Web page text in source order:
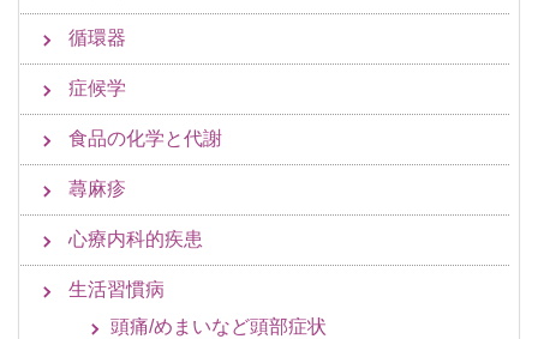
循環器
症候学
食品の化学と代謝
蕁麻疹
心療内科的疾患
生活習慣病
頭痛/めまいなど頭部症状